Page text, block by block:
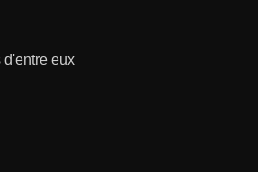
d'entre eux